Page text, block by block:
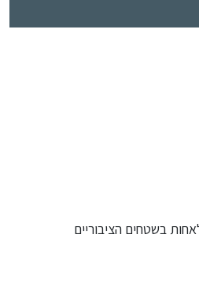
בשטחים הציבוריים